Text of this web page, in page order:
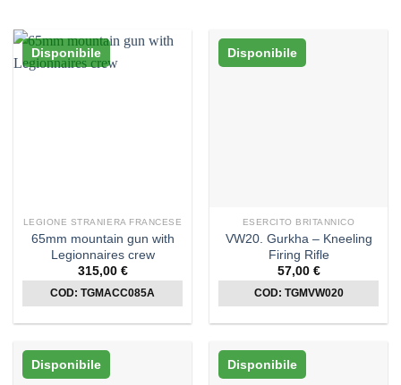
Disponibile
LEGIONE STRANIERA FRANCESE
65mm mountain gun with
Legionnaires crew
315,00 €
COD: TGMACC085A
Disponibile
ESERCITO BRITANNICO
VW20. Gurkha – Kneeling
Firing Rifle
57,00 €
COD: TGMVW020
Disponibile Disponibile